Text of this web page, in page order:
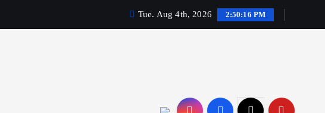
Tue. Aug 4th, 2026 2:50:17 PM